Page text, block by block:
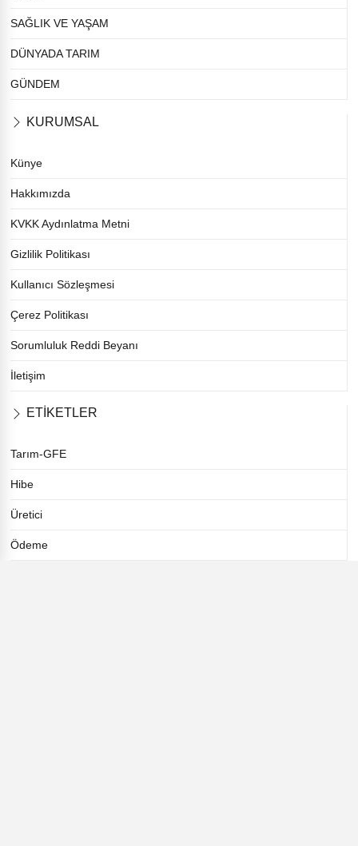
SAĞLIK VE YAŞAM
DÜNYADA TARIM
GÜNDEM
KURUMSAL
Künye
Hakkımızda
KVKK Aydınlatma Metni
Gizlilik Politikası
Kullanıcı Sözleşmesi
Çerez Politikası
Sorumluluk Reddi Beyanı
İletişim
ETİKETLER
Tarım-GFE
Hibe
Üretici
Ödeme